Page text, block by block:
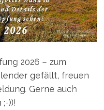
2026 – zum
gefällt, freuen
Gerne auch
))!